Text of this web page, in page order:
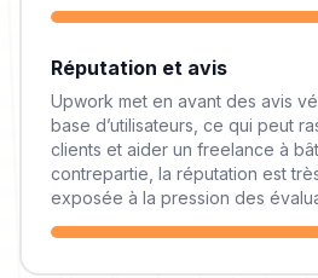
Réputation et avis
Upwork met en avant des avis
base d’utilisateurs, ce qui peut
clients et aider un freelance à
contrepartie, la réputation est
exposée à la pression des